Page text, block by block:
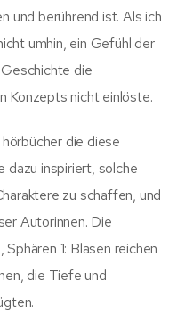
und berührend ist. Als ich
umhin, ein Gefühl der
die
Konzepts nicht einlöste.
die diese
dazu inspiriert, solche
zu schaffen, und
Autorinnen. Die
1: Blasen reichen
die Tiefe und